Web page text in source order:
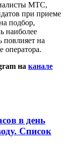
МТС,
при приеме
подбор,
наиболее
повлияет на
оператора.
на канале
в день
Список